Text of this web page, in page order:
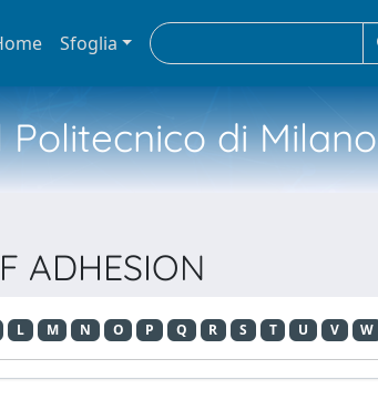
Sfoglia
di Milano
ADHESION
L M N O P Q R S T U V W